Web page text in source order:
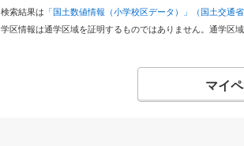
検索結果は 「国土数値情報（小学校区データ）」（国土交通省
学区情報は通学区域を証明するものではありません。通学区
マイ